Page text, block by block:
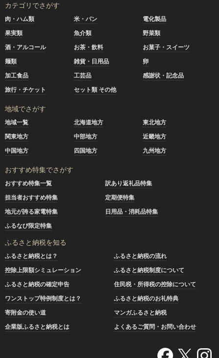
カテゴリでさがす
肉・ハム類 米・パン
電化製品
果実類
魚介類
野菜類
酒・アルコール
お茶・飲料
お菓子・スイーツ
麺類
雑貨・日用品
卵
加工食品
工芸品
感謝状・記念品
旅行・チケット
セット類 その他
地域でさがす
地域一覧 北海道地方
東北地方
関東地方
中部地方
近畿地方
中国地方
四国地方 九州地方
おすすめ特集でさがす
おすすめ特集一覧
訳あり返礼品特集
担当者おすすめ特集
定期便特集
地元が誇る家電特集
日用品・消耗品特集
ふるなび限定特集
ふるさと納税を知る
ふるさと納税とは？
ふるさと納税の流れ
控除上限額シミュレーション
ふるさと納税制度について
ふるさと納税の確定申告
住民税・所得税の控除について
ワンストップ特例制度とは？
ふるさと納税のお礼特典
寄附金の使い道
マンガふるさと納税
企業版ふるさと納税とは
よくあるご質問・お問い合わせ